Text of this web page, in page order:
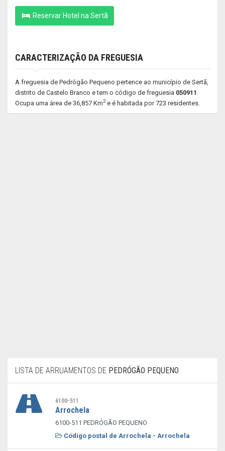
Reservar Hotel na Sertã
CARACTERIZAÇÃO DA FREGUESIA
A freguesia de Pedrógão Pequeno pertence ao município de Sertã,
distrito de Castelo Branco e tem o código de freguesia 050911 .
Ocupa uma área de 36,857 Km2e é habitada por 723 residentes.
LISTA DE ARRUAMENTOS DE PEDRÓGÃO PEQUENO
6100-511
Arrochela
6100-511 PEDRÓGÃO PEQUENO
Código postal de Arrochela - Arrochela